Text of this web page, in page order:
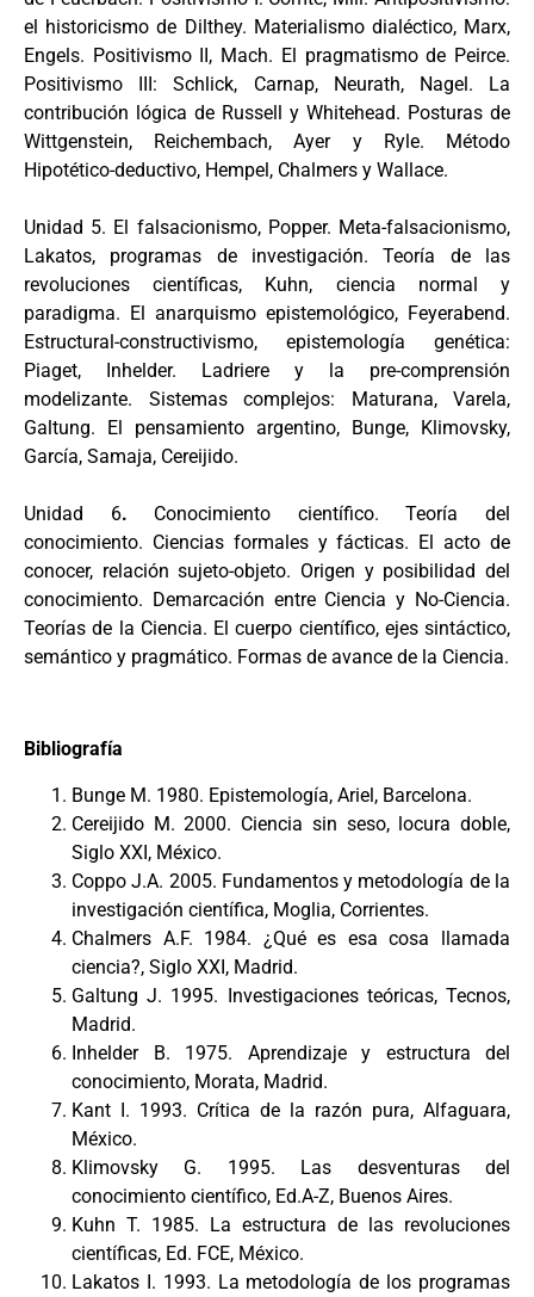
el historicismo de Dilthey. Materialismo dialéctico, Marx,
Engels. Positivismo II, Mach. El pragmatismo de Peirce.
Positivismo III: Schlick, Carnap, Neurath, Nagel. La
contribución lógica de Russell y Whitehead. Posturas de
Wittgenstein, Reichembach, Ayer y Ryle. Método
Hipotético-deductivo, Hempel, Chalmers y Wallace.
Unidad 5. El falsacionismo, Popper. Meta-falsacionismo,
Lakatos, programas de investigación. Teoría de las
revoluciones científicas, Kuhn, ciencia normal y
paradigma. El anarquismo epistemológico, Feyerabend.
Estructural-constructivismo, epistemología genética:
Piaget, Inhelder. Ladriere y la pre-comprensión
modelizante. Sistemas complejos: Maturana, Varela,
Galtung. El pensamiento argentino, Bunge, Klimovsky,
García, Samaja, Cereijido.
Unidad 6. Conocimiento científico. Teoría del
conocimiento. Ciencias formales y fácticas. El acto de
conocer, relación sujeto-objeto. Origen y posibilidad del
conocimiento. Demarcación entre Ciencia y No-Ciencia.
Teorías de la Ciencia. El cuerpo científico, ejes sintáctico,
semántico y pragmático. Formas de avance de la Ciencia.
Bibliografía
Bunge M. 1980. Epistemología, Ariel, Barcelona.
Cereijido M. 2000. Ciencia sin seso, locura doble,
Siglo XXI, México.
Coppo J.A. 2005. Fundamentos y metodología de la
investigación científica, Moglia, Corrientes.
Chalmers A.F. 1984. ¿Qué es esa cosa llamada
ciencia?, Siglo XXI, Madrid.
Galtung J. 1995. Investigaciones teóricas, Tecnos,
Madrid.
Inhelder B. 1975. Aprendizaje y estructura del
conocimiento, Morata, Madrid.
Kant I. 1993. Crítica de la razón pura, Alfaguara,
México.
Klimovsky G. 1995. Las desventuras del
conocimiento científico, Ed.A-Z, Buenos Aires.
Kuhn T. 1985. La estructura de las revoluciones
científicas, Ed. FCE, México.
Lakatos I. 1993. La metodología de los programas